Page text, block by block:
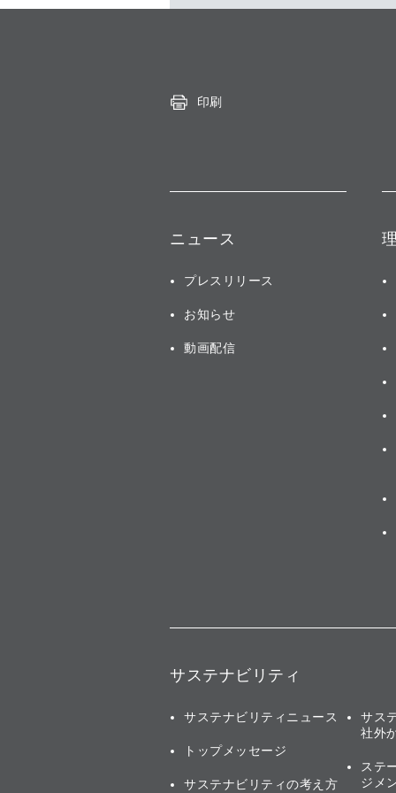
印刷
ニュース
プレスリリース
お知らせ
動画配信
サステナビリティ
サステナビリティニュース
トップメッセージ
サステナビリティの考え方
サス
社外
ステ
ジメ